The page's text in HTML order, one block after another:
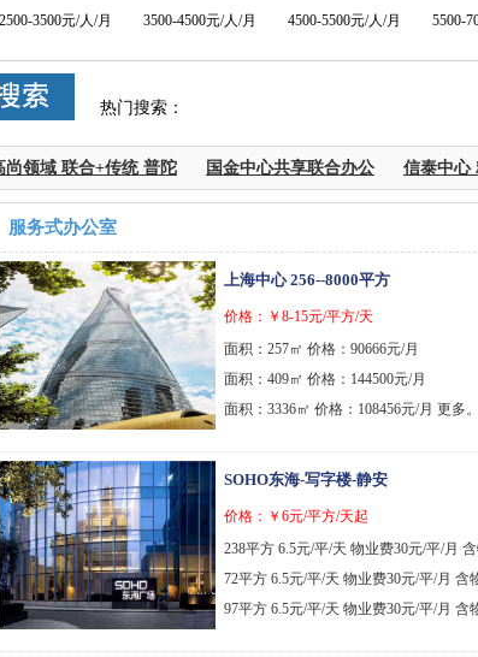
2500-3500元/人/月 3500-4500元/人/月 4500-5500元/人/月 5500-
热门搜索：
领域 联合+传统 普陀 国金中心共享联合办公 信泰中心
服务式办公室
上海中心 256--8000平方
价格：￥8-15元/平方/天
面积：257㎡ 价格：90666元/月
面积：409㎡ 价格：144500元/月
面积：3336㎡ 价格：108456元/月 更多
SOHO东海-写字楼-静安
价格：￥6元/平方/天起
238平方 6.5元/平/天 物业费30元/平/月
72平方 6.5元/平/天 物业费30元/平/月 含
97平方 6.5元/平/天 物业费30元/平/月 含